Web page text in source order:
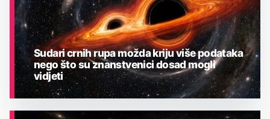
Sudari crnih rupa možda kriju više podataka
nego što su znanstvenici dosad mogli
vidjeti